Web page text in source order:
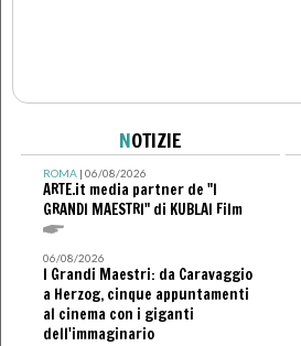
NOTIZIE
ROMA| 06/08/2026
ARTE.it media partner de "I
GRANDI MAESTRI" di KUBLAI Film
06/08/2026
I Grandi Maestri: da Caravaggio
a Herzog, cinque appuntamenti
al cinema con i giganti
dell'immaginario